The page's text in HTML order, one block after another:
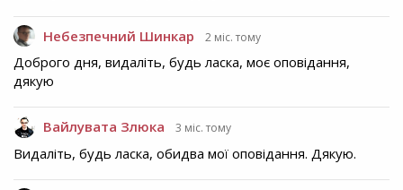
Небезпечний Шинкар 2 міс. тому
Доброго дня, видаліть, будь ласка, моє оповідання,
дякую
Вайлувата Злюка 3 міс. тому
Видаліть, будь ласка, обидва мої оповідання. Дякую.